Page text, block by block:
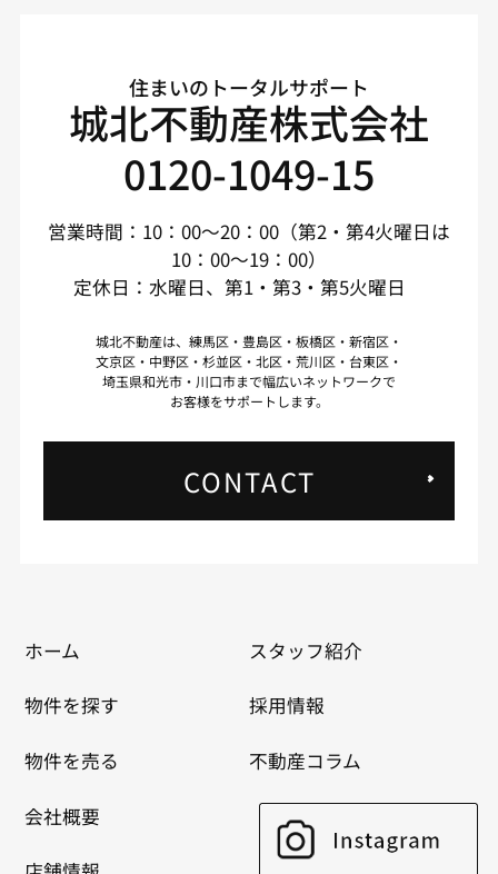
住まいのトータルサポート
城北不動産株式会社
0120-1049-15
営業時間：10：00～20：00（第2・第4火曜日は
10：00～19：00）
定休日：水曜日、第1・第3・第5火曜日
城北不動産は、練馬区・豊島区・板橋区・新宿区・
文京区・中野区・杉並区・北区・荒川区・台東区・
埼玉県和光市・川口市まで幅広いネットワークで
お客様をサポートします。
CONTACT
ホーム
物件を探す
物件を売る
会社概要
スタッフ紹介
採用情報
不動産コラム